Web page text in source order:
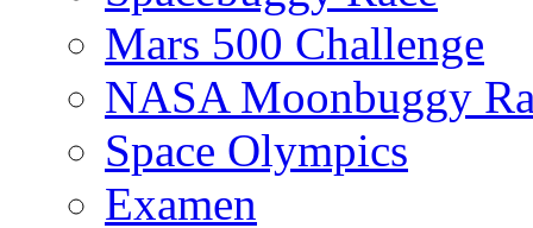
Mars 500 Challenge
NASA Moonbuggy
Space Olympics
Examen